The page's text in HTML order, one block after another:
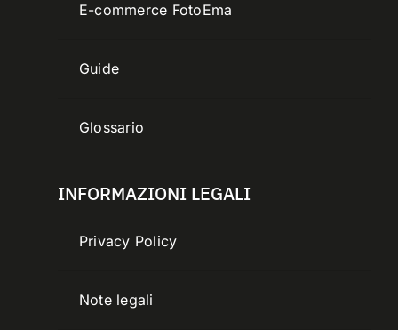
E-commerce FotoEma
Guide
Glossario
INFORMAZIONI LEGALI
Privacy Policy
Note legali